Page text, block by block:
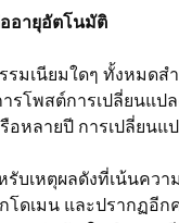
อายุอัตโนมัติ
มเนียมใดๆ ทั้งหมดส
รโพสต์การเปลี่ยน
อหลายปี การเปลี่ยน
รับเหตุผลดังที่เน้นค
ดเมน และปรากฏอีก